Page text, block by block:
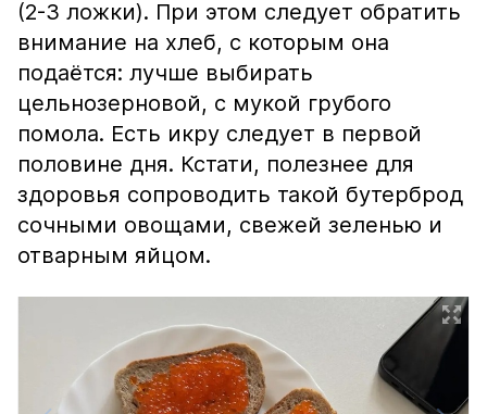
(2-3 ложки). При этом следует обратить
внимание на хлеб, с которым она
подаётся: лучше выбирать
цельнозерновой, с мукой грубого
помола. Есть икру следует в первой
половине дня. Кстати, полезнее для
здоровья сопроводить такой бутерброд
сочными овощами, свежей зеленью и
отварным яйцом.